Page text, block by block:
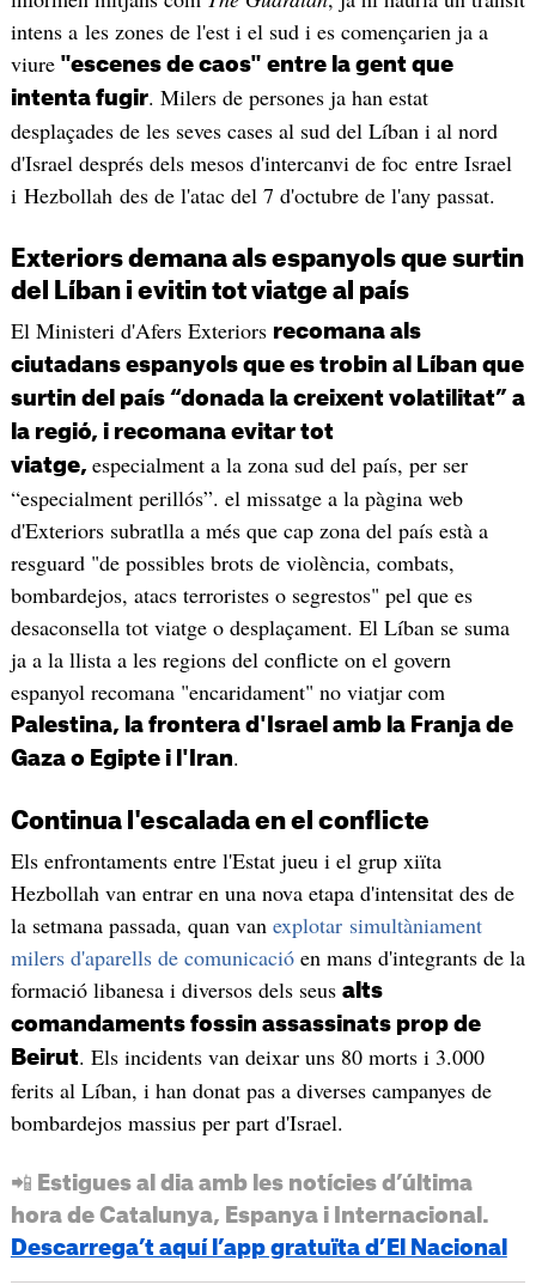
intens a les zones de l'est i el sud i es començarien ja a
viure"escenes de caos" entre la gent que
intenta fugir. Milers de persones ja han estat
desplaçades de les seves cases al sud del Líban i al nord
d'Israel després dels mesos d'intercanvi de foc entre Israel
i Hezbollah des de l'atac del 7 d'octubre de l'any passat.
Exteriors demana als espanyols que surtin
del Líban i evitin tot viatge al país
El Ministeri d'Afers Exteriors recomana als
ciutadans espanyols que es trobin al Líban que
surtin del país “donada la creixent volatilitat” a
la regió, i recomana evitar tot
viatge, especialment a la zona sud del país, per ser
“especialment perillós”. el missatge a la pàgina web
d'Exteriors subratlla a més que cap zona del país està a
resguard "de possibles brots de violència, combats,
bombardejos, atacs terroristes o segrestos" pel que es
desaconsella tot viatge o desplaçament. El Líban se suma
ja a la llista a les regions del conflicte on el govern
espanyol recomana "encaridament" no viatjar com
Palestina, la frontera d'Israel amb la Franja de
Gaza o Egipte i l'Iran.
Continua l'escalada en el conflicte
Els enfrontaments entre l'Estat jueu i el grup xiïta
Hezbollah van entrar en una nova etapa d'intensitat des de
la setmana passada, quan van explotar simultàniament
milers d'aparells de comunicació en mans d'integrants de la
formació libanesa i diversos dels seus alts
comandaments fossin assassinats prop de
Beirut. Els incidents van deixar uns 80 morts i 3.000
ferits al Líban, i han donat pas a diverses campanyes de
bombardejos massius per part d'Israel.
📲 Estigues al dia amb les notícies d’última
hora de Catalunya, Espanya i Internacional.
Descarrega’t aquí l’app gratuïta d’El Nacional